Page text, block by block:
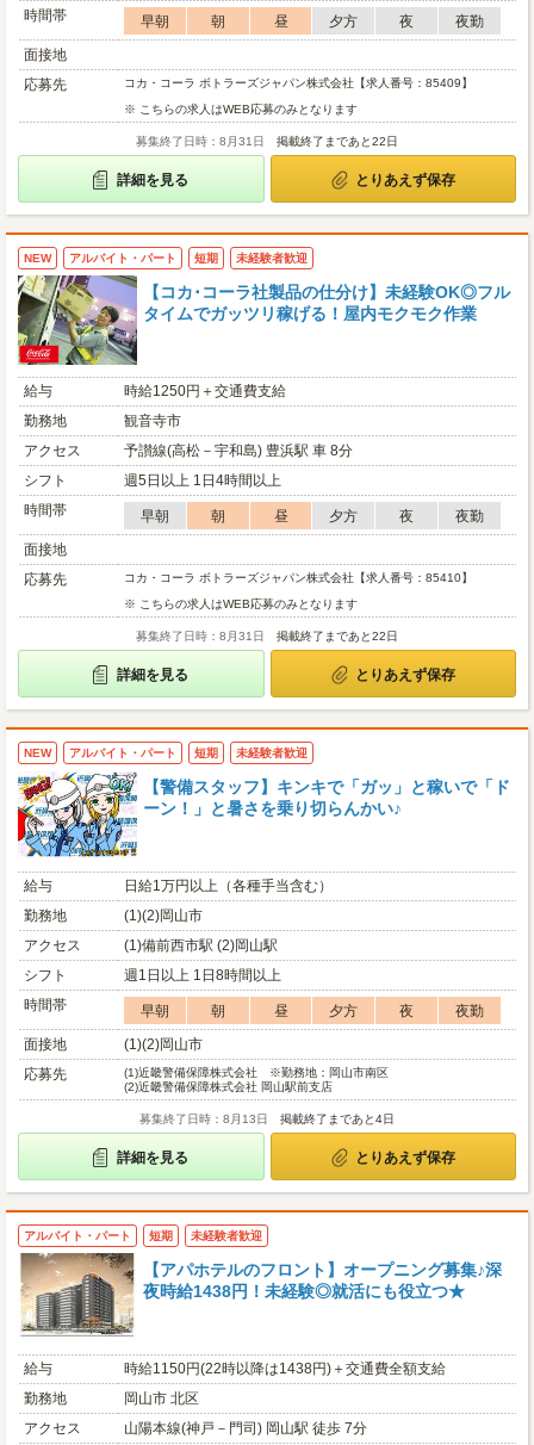
時間帯
早朝 朝 昼 夕方 夜
夜勤
面接地
応募先
コカ・コーラ ボトラーズジャパン株式会社【求人番号：85409】
※ こちらの求人はWEB応募のみとなります
募集終了日時：8月31日 掲載終了まであと22日
詳細を見る とりあえず保存
NEW アルバイト・パート 短期 未経験者歓迎
【コカ･コーラ社製品の仕分け】未経験OK◎フル
タイムでガッツリ稼げる！屋内モクモク作業
給与
時給1250円＋交通費支給
勤務地
観音寺市
アクセス
予讃線(高松－宇和島) 豊浜駅 車 8分
シフト
週5日以上 1日4時間以上
時間帯
早朝 朝 昼 夕方 夜
夜勤
面接地
応募先
コカ・コーラ ボトラーズジャパン株式会社【求人番号：85410】
※ こちらの求人はWEB応募のみとなります
募集終了日時：8月31日 掲載終了まであと22日
詳細を見る とりあえず保存
NEW アルバイト・パート 短期 未経験者歓迎
【警備スタッフ】キンキで「ガッ」と稼いで「ド
ーン！」と暑さを乗り切らんかい♪
給与
日給1万円以上（各種手当含む）
勤務地
(1)(2)岡山市
アクセス
(1)備前西市駅 (2)岡山駅
シフト
週1日以上 1日8時間以上
時間帯
早朝 朝 昼 夕方 夜
夜勤
面接地
(1)(2)岡山市
応募先
(1)近畿警備保障株式会社 ※勤務地：岡山市南区
(2)近畿警備保障株式会社 岡山駅前支店
募集終了日時：8月13日 掲載終了まであと4日
詳細を見る とりあえず保存
アルバイト・パート 短期 未経験者歓迎
【アパホテルのフロント】オープニング募集♪深
夜時給1438円！未経験◎就活にも役立つ★
給与
時給1150円(22時以降は1438円)＋交通費全額支給
勤務地
岡山市 北区
アクセス
山陽本線(神戸－門司) 岡山駅 徒歩 7分